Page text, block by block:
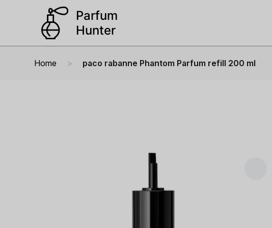
Home paco rabanne Phantom Parfum refill 200 ml